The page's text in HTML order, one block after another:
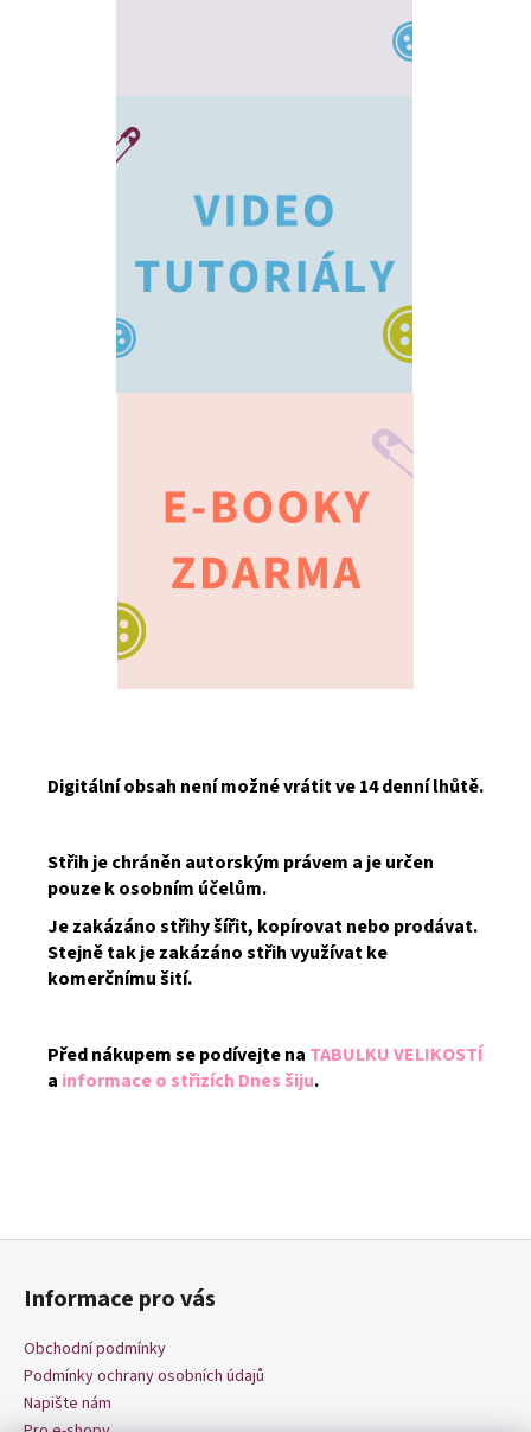
Digitální obsah není možné vrátit ve 14 denní lhůtě.
Střih je chráněn autorským právem a je určen
pouze k osobním účelům.
Je zakázáno střihy šířit, kopírovat nebo prodávat.
Stejně tak je zakázáno střih využívat ke
komerčnímu šití.
Před nákupem se podívejte na TABULKU VELIKOSTÍ
a informace o střizích Dnes šiju.
Z
Informace pro vás
Obchodní podmínky
Podmínky ochrany osobních údajů
Napište nám